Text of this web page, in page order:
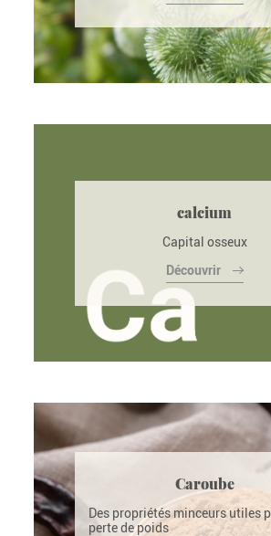
calcium
Capital osseux
Découvrir
Caroube
Des propriétés minceurs utiles
perte de poids